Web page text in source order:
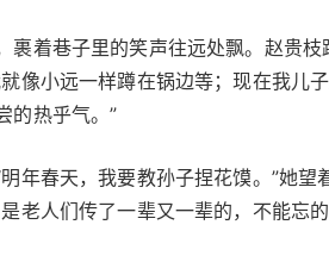
着巷子里的笑声往远处飘。赵贵枝
像小远一样蹲在锅边等；现在我儿子
的热乎气。”
年春天，我要教孙子捏花馍。”她望
老人们传了一辈又一辈的，不能忘